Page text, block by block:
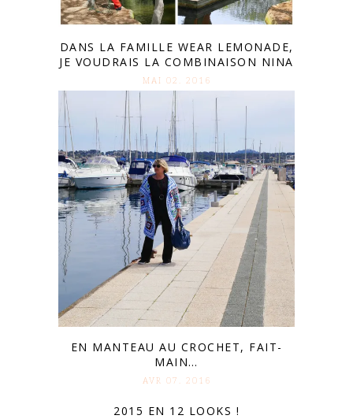
DANS LA FAMILLE WEAR LEMONADE,
JE VOUDRAIS LA COMBINAISON NINA
MAI 02. 2016
EN MANTEAU AU CROCHET, FAIT-
MAIN…
AVR 07. 2016
2015 EN 12 LOOKS !